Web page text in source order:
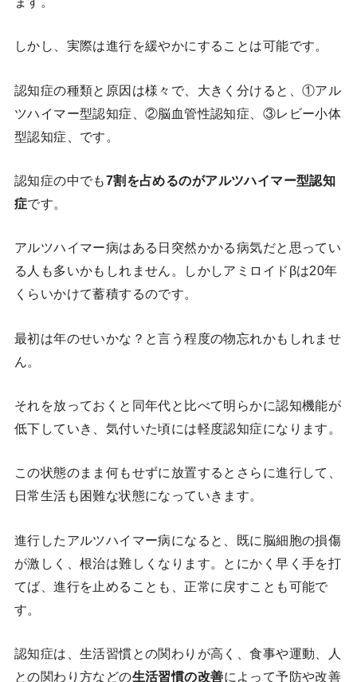
しかし、実際は進行を緩やかにすることは可能です。
認知症の種類と原因は様々で、大きく分けると、①アル
ツハイマー型認知症、②脳血管性認知症、③レビー小体
型認知症、です。
認知症の中でも7割を占めるのがアルツハイマー型認知
症です。
アルツハイマー病はある日突然かかる病気だと思ってい
る人も多いかもしれません。しかしアミロイドβは20年
くらいかけて蓄積するのです。
最初は年のせいかな？と言う程度の物忘れかもしれませ
ん。
それを放っておくと同年代と比べて明らかに認知機能が
低下していき、気付いた頃には軽度認知症になります。
この状態のまま何もせずに放置するとさらに進行して、
日常生活も困難な状態になっていきます。
進行したアルツハイマー病になると、既に脳細胞の損傷
が激しく、根治は難しくなります。とにかく早く手を打
てば、進行を止めることも、正常に戻すことも可能で
す。
認知症は、生活習慣との関わりが高く、食事や運動、人
との関わり方などの生活習慣の改善によって予防や改善